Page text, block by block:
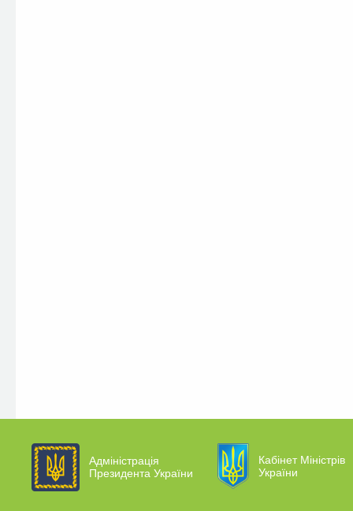
Адміністрація
Президента України
Кабінет Міністрів
України